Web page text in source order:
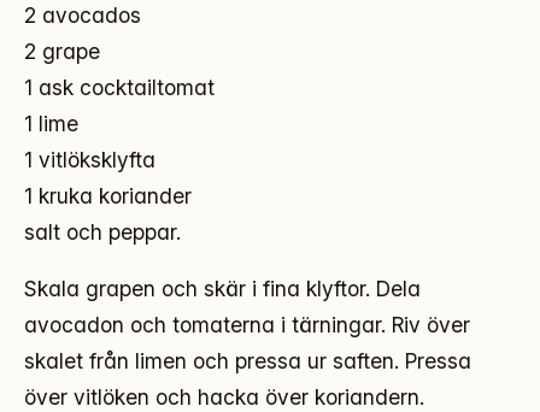
2 avocados
2 grape
1 ask cocktailtomat
1 lime
1 vitlöksklyfta
1 kruka koriander
salt och peppar.
Skala grapen och skär i fina klyftor. Dela
avocadon och tomaterna i tärningar. Riv över
skalet från limen och pressa ur saften. Pressa
över vitlöken och hacka över koriandern.